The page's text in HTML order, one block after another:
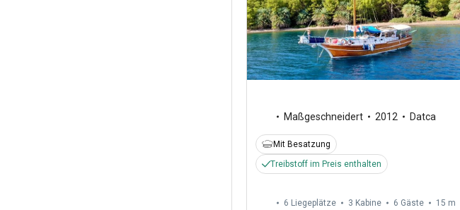
Maßgeschneidert 2012 Datca
Mit Besatzung
Treibstoff im Preis enthalten
6 Liegeplätze 3 Kabine 6 Gäste
15 m